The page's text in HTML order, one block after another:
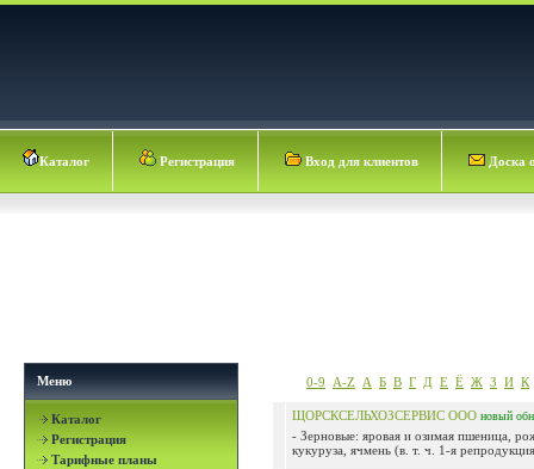
Каталог Регистрация Вход для клиентов Доска
Меню
Каталог
Регистрация
Тарифные планы
0-9 A-Z А Б В Г Д Е Ё Ж З И К
ЩОРСКСЕЛЬХОЗСЕРВИС ООО новый
- Зерновые: яровая и озимая пшеница,
кукуруза, ячмень (в. т. ч. 1-я